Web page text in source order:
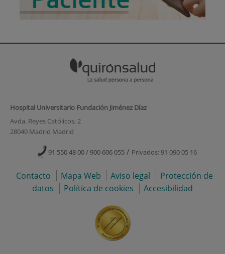
Hospital Universitario Fundación Jiménez Díaz
Avda. Reyes Católicos, 2
28040 Madrid Madrid
91 550 48 00 / 900 606 055 / Privados: 91 090 05 16
Contacto Mapa Web Aviso legal
Protección de
datos
Política de cookies Accesibilidad